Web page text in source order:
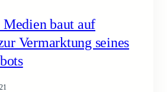
baut auf
Vermarktung seines